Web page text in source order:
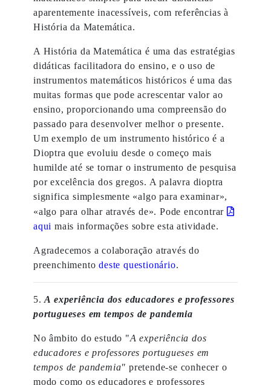
aparentemente inacessíveis, com referências à
História da Matemática.
A História da Matemática é uma das estratégias
didáticas facilitadora do ensino, e o uso de
instrumentos matemáticos históricos é uma das
muitas formas que pode acrescentar valor ao
ensino, proporcionando uma compreensão do
passado para desenvolver melhor o presente.
Um exemplo de um instrumento histórico é a
Dioptra que evoluiu desde o começo mais
humilde até se tornar o instrumento de pesquisa
por excelência dos gregos. A palavra dioptra
significa simplesmente «algo para examinar»,
«algo para olhar através de». Pode encontrar
aqui mais informações sobre esta atividade.
Agradecemos a colaboração através do
preenchimentodeste questionário.
5.A experiência dos educadores e professores
portugueses em tempos de pandemia
No âmbito do estudo "A experiência dos
educadores e professores portugueses em
tempos de pandemia" pretende-se conhecer o
modo como os educadores e professores